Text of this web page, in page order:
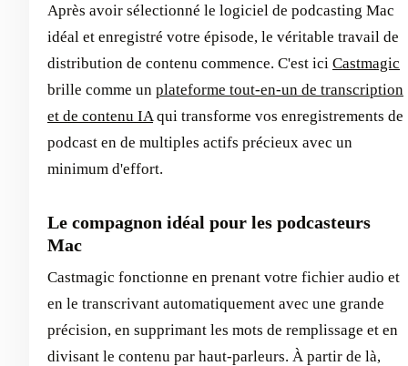
Après avoir sélectionné le logiciel de podcasting Mac
idéal et enregistré votre épisode, le véritable travail de
distribution de contenu commence. C'est ici Castmagic
brille comme un plateforme tout-en-un de transcription
et de contenu IA qui transforme vos enregistrements de
podcast en de multiples actifs précieux avec un
minimum d'effort.
Le compagnon idéal pour les podcasteurs
Mac
Castmagic fonctionne en prenant votre fichier audio et
en le transcrivant automatiquement avec une grande
précision, en supprimant les mots de remplissage et en
divisant le contenu par haut-parleurs. À partir de là,